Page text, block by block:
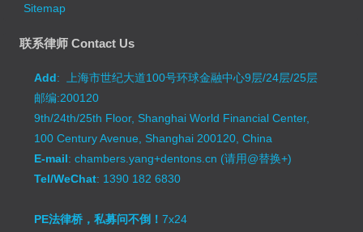
Sitemap
联系律师 Contact Us
Add: 上海市世纪大道100号环球金融中心9层/24层/25层
邮编:200120
9th/24th/25th Floor, Shanghai World Financial Center,
100 Century Avenue, Shanghai 200120, China
E-mail: chambers.yang+dentons.cn (请用@替换+)
Tel/WeChat: 1390 182 6830
PE法律桥，私募问不倒！7x24